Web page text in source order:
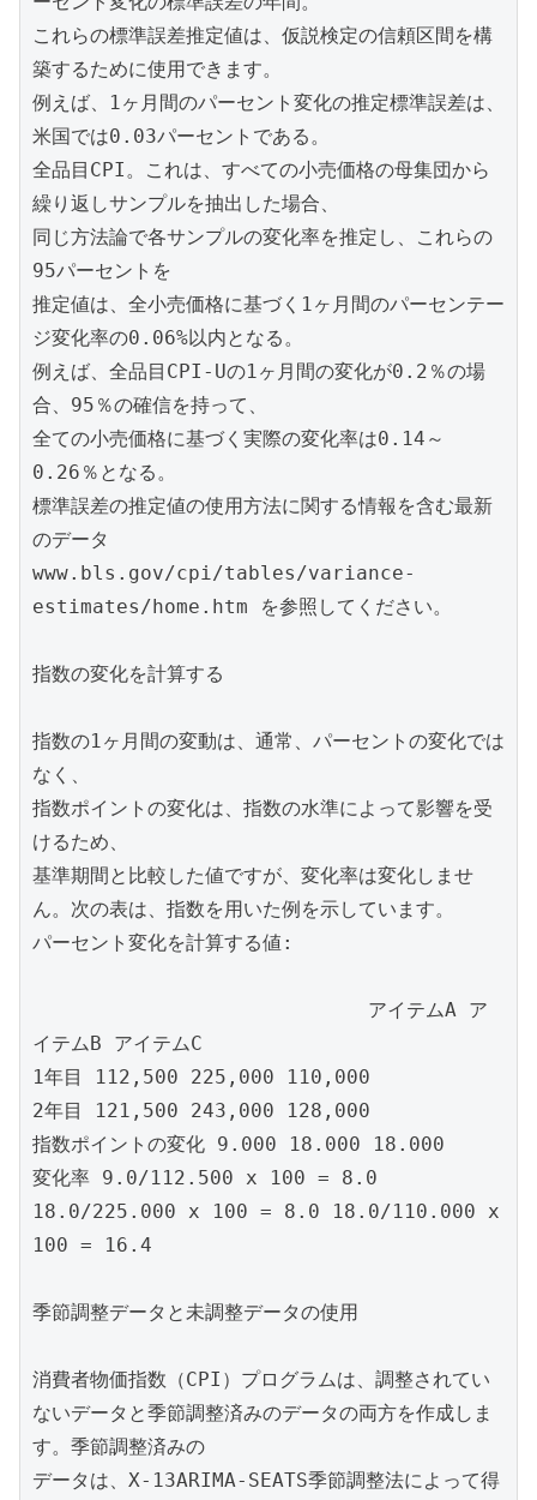
これらの標準誤差推定値は、仮説検定の信頼区間を構
築するために使用できます。
例えば、1ヶ月間のパーセント変化の推定標準誤差は、
米国では0.03パーセントである。
全品目CPI。これは、すべての小売価格の母集団から
繰り返しサンプルを抽出した場合、
同じ方法論で各サンプルの変化率を推定し、これらの
95パーセントを
推定値は、全小売価格に基づく1ヶ月間のパーセンテー
ジ変化率の0.06%以内となる。
例えば、全品目CPI-Uの1ヶ月間の変化が0.2％の場
合、95％の確信を持って、
全ての小売価格に基づく実際の変化率は0.14～
0.26％となる。
標準誤差の推定値の使用方法に関する情報を含む最新
のデータ
www.bls.gov/cpi/tables/variance-
estimates/home.htm を参照してください。
指数の変化を計算する
指数の1ヶ月間の変動は、通常、パーセントの変化では
なく、
指数ポイントの変化は、指数の水準によって影響を受
けるため、
基準期間と比較した値ですが、変化率は変化しませ
ん。次の表は、指数を用いた例を示しています。
パーセント変化を計算する値:
イテムB アイテムC
1年目 112,500 225,000 110,000
2年目 121,500 243,000 128,000
指数ポイントの変化 9.000 18.000 18.000
変化率 9.0/112.500 x 100 = 8.0
18.0/225.000 x 100 = 8.0 18.0/110.000 x
100 = 16.4
季節調整データと未調整データの使用
消費者物価指数（CPI）プログラムは、調整されてい
ないデータと季節調整済みのデータの両方を作成しま
す。季節調整済みの
データは、X-13ARIMA-SEATS季節調整法によって得